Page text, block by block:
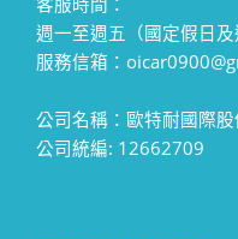
週一至週五（國定假日
服務信箱：
公司名稱：歐特耐國際
公司統編: 12662709